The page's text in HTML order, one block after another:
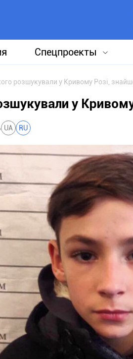
Спецпроекты
розшукували у Кривому Розі,
у
UA RU